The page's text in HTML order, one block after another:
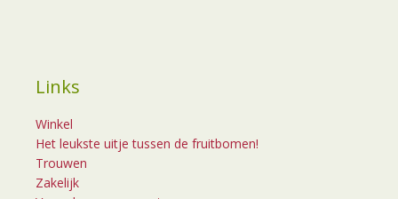
Links
Winkel
Het leukste uitje tussen de fruitbomen!
Trouwen
Zakelijk